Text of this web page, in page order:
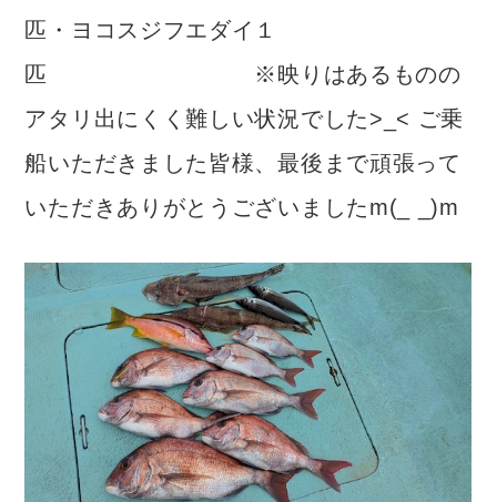
匹・ヨコスジフエダイ１
匹 ※映りはあるものの
アタリ出にくく難しい状況でした>_< ご乗
船いただきました皆様、最後まで頑張って
いただきありがとうございましたm(_ _)m